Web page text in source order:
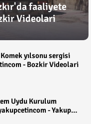
faaliyete
Videolari
yılsonu sergisi
- Bozkir Videolari
Uydu Kurulum
- Yakup